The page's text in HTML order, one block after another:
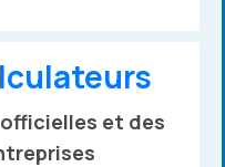
et des